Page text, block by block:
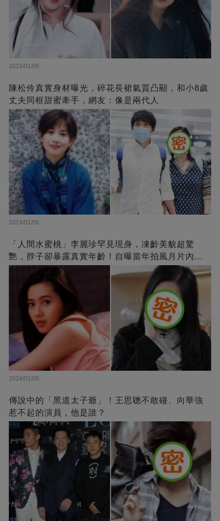
2024/01/06
陳松伶真實身材曝光，碎花長裙氣質凸顯，和小8歲
丈夫同框甜蜜牽手，網友：像是兩代人
2024/01/06
「人間水蜜桃」李麗珍罕見現身，凍齡美貌超驚
艷，脖子卻暴露真實年齡！自曝當年拍風月片內
幕，竟是因為「玉女當久了」？
2024/01/06
傳說中的「黑道太子爺」！王思聰不敢碰、向華強
惹不起的演員，他是誰？